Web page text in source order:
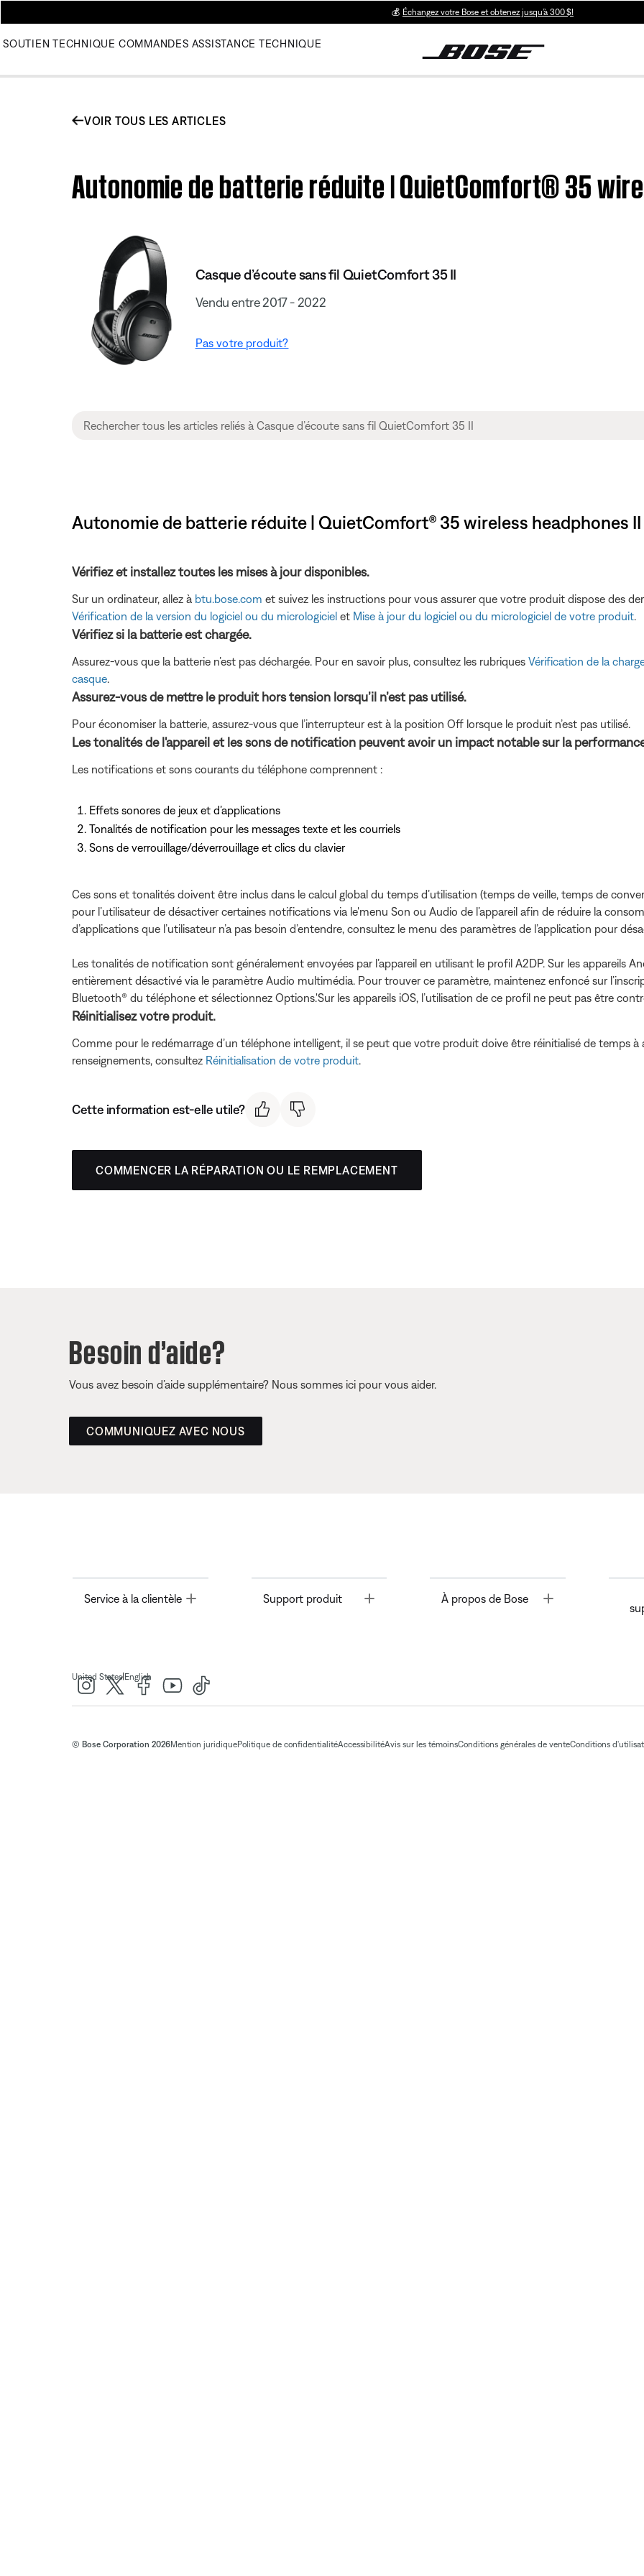
💰 Échangez votre Bose et obtenez jusqu’à 300 $!
SOUTIEN TECHNIQUE COMMANDES ASSISTANCE TECHNIQUE
VOIR TOUS LES ARTICLES
Autonomie de batterie réduite | QuietComfort® 35
Casque d’écoute sans fil QuietComfort 35 II
Vendu entre 2017 - 2022
Pas votre produit?
Autonomie de batterie réduite | QuietComfort® 35 wireless headphones II
Vérifiez et installez toutes les mises à jour disponibles.
Sur un ordinateur, allez à btu.bose.com et suivez les instructions pour vous assurer que votre produit dispose des
Vérification de la version du logiciel ou du micrologiciel et Mise à jour du logiciel ou du micrologiciel de votre produit.
Vérifiez si la batterie est chargée.
Assurez-vous que la batterie n’est pas déchargée. Pour en savoir plus, consultez les rubriques Vérification de la
casque.
Assurez-vous de mettre le produit hors tension lorsqu’il n’est pas utilisé.
Pour économiser la batterie, assurez-vous que l’interrupteur est à la position Off lorsque le produit n’est pas utilisé.
Les tonalités de l'appareil et les sons de notification peuvent avoir un impact notable sur la
Les notifications et sons courants du téléphone comprennent :
Effets sonores de jeux et d’applications
Tonalités de notification pour les messages texte et les courriels
Sons de verrouillage/déverrouillage et clics du clavier
Ces sons et tonalités doivent être inclus dans le calcul global du temps d’utilisation (temps de veille, temps de
pour l’utilisateur de désactiver certaines notifications via le'menu Son ou Audio de l’appareil afin de réduire la
d’applications que l’utilisateur n’a pas besoin d’entendre, consultez le menu des paramètres de l’application pour
Les tonalités de notification sont généralement envoyées par l’appareil en utilisant le profil A2DP. Sur les appareils
entièrement désactivé via le paramètre Audio multimédia. Pour trouver ce paramètre, maintenez enfoncé sur
Bluetooth® du téléphone et sélectionnez Options.'Sur les appareils iOS, l’utilisation de ce profil ne peut pas être
Réinitialisez votre produit.
Comme pour le redémarrage d’un téléphone intelligent, il se peut que votre produit doive être réinitialisé de temps
renseignements, consultez Réinitialisation de votre produit.
Cette information est-elle utile?
COMMENCER LA RÉPARATION OU LE REMPLACEMENT
Besoin d’aide?
Vous avez besoin d’aide supplémentaire? Nous sommes ici pour vous aider.
COMMUNIQUEZ AVEC NOUS
Service à la clientèle Toggle Support produit À propos de Bose Toggle
United States| English
© Bose Corporation 2026Mention juridiquePolitique de confidentialitéAccessibilitéAvis sur les témoinsConditions générales de venteConditions